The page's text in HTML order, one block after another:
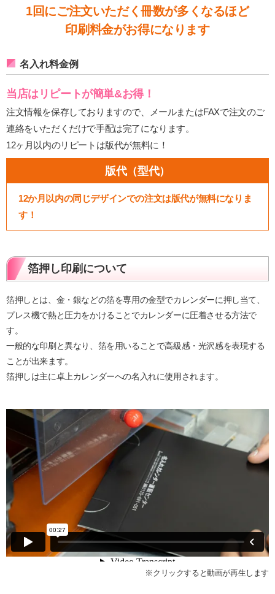
1回にご注文いただく冊数が多くなるほど
印刷料金がお得になります
名入れ料金例
当店はリピートが簡単&お得！
注文情報を保存しておりますので、メールまたはFAXで注文のご
連絡をいただくだけで手配は完了になります。
12ヶ月以内のリピートは版代が無料に！
版代（型代）
12か月以内の同じデザインでの注文は版代が無料になりま
す！
箔押し印刷について
箔押しとは、金・銀などの箔を専用の金型でカレンダーに押し当て、
プレス機で熱と圧力をかけることでカレンダーに圧着させる方法で
す。
一般的な印刷と異なり、箔を用いることで高級感・光沢感を表現する
ことが出来ます。
箔押しは主に卓上カレンダーへの名入れに使用されます。
※クリックすると動画が再生します